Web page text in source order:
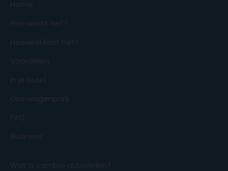
Home
Hoe werkt het?
Hoeveel kost het?
Voordelen
In je buurt
Ons wagenpark
FAQ
Business
Wat is cambio autodelen?